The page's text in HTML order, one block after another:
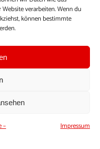
verarbeiten. Wenn du
können bestimmte
–
Impressum
Du musst
zu können, ein
und zu